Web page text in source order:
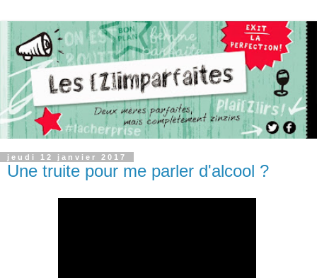
jeudi 12 janvier 2017
Une truite pour me parler d'alcool ?